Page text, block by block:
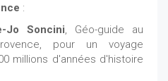
:
Jo Soncini, Géo-guide au
pour un voyage
millions d'années d'histoire